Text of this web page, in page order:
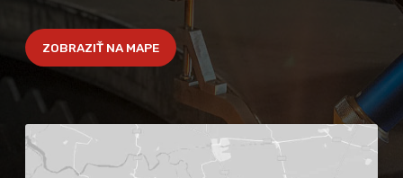
ZOBRAZIŤ NA MAPE